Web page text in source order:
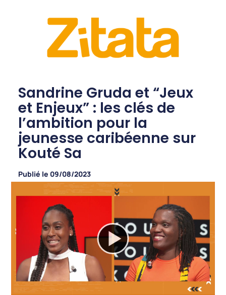
Sandrine Gruda et “Jeux
et Enjeux” : les clés de
l’ambition pour la
jeunesse caribéenne sur
Kouté Sa
Publié le 09/08/2023